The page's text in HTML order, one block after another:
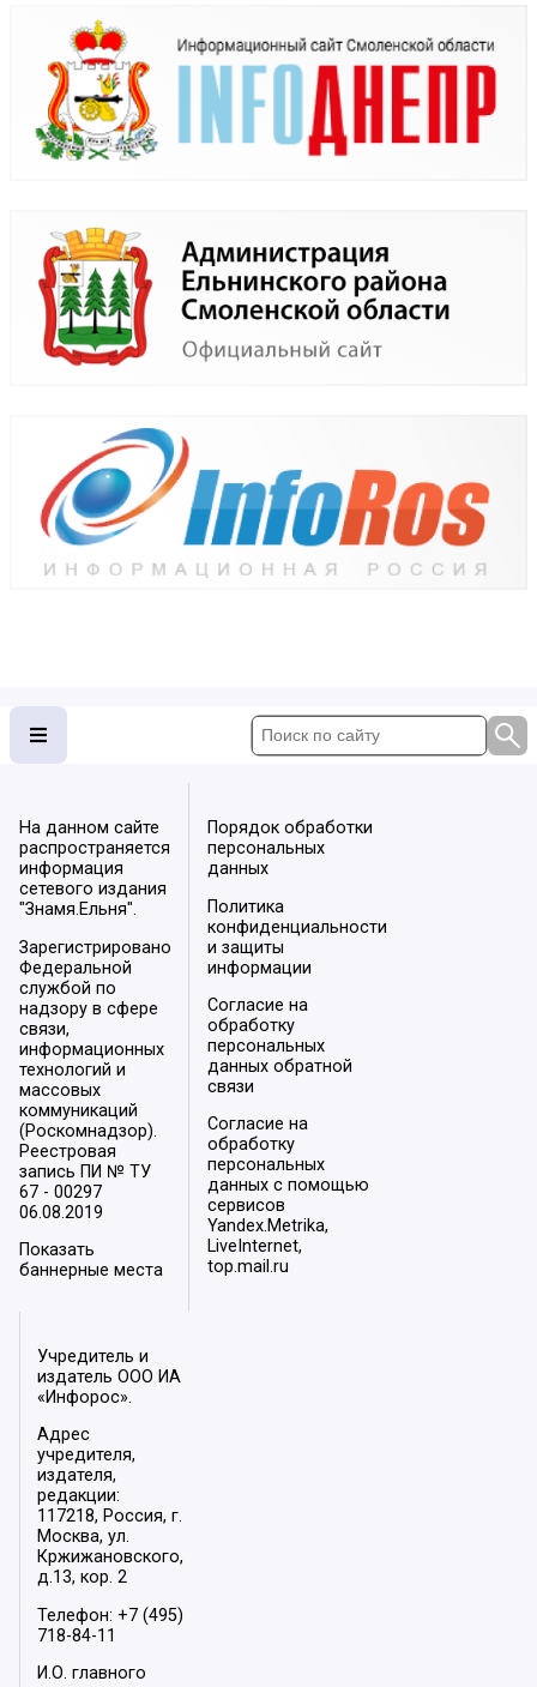
На данном сайте
распространяется
информация
сетевого издания
"Знамя.Ельня".
Зарегистрировано
Федеральной
службой по
надзору в сфере
связи,
информационных
технологий и
массовых
коммуникаций
(Роскомнадзор).
Реестровая
запись ПИ № ТУ
67 - 00297
06.08.2019
Показать
баннерные места
Порядок обработки
персональных
данных
Политика
конфиденциальности
и защиты
информации
Согласие на
обработку
персональных
данных обратной
связи
Согласие на
обработку
персональных
данных с помощью
сервисов
Yandex.Metrika,
LiveInternet,
top.mail.ru
Учредитель и
издатель ООО ИА
«Инфорос».
Адрес
учредителя,
издателя,
редакции:
117218, Россия, г.
Москва, ул.
Кржижановского,
д.13, кор. 2
Телефон: +7 (495)
718-84-11
И.О. главного